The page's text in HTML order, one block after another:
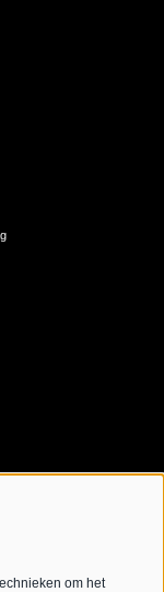
om het